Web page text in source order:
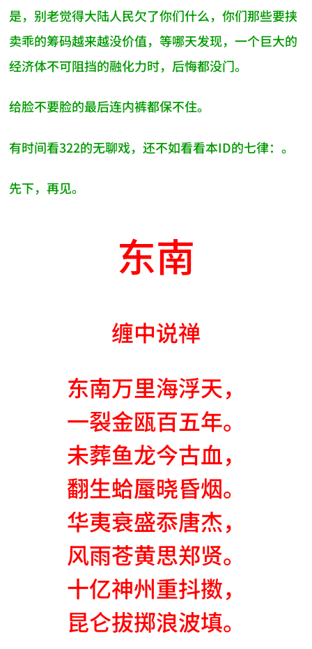
是，别老觉得大陆人民欠了你们什么，你们那些要挟
卖乖的筹码越来越没价值，等哪天发现，一个巨大的
经济体不可阻挡的融化力时，后悔都没门。
给脸不要脸的最后连内裤都保不住。
有时间看322的无聊戏，还不如看看本ID的七律：。
先下，再见。
东南
缠中说禅
东南万里海浮天，
一裂金瓯百五年。
未葬鱼龙今古血，
翻生蛤蜃晓昏烟。
华夷衰盛忝唐杰，
风雨苍黄思郑贤。
十亿神州重抖擞，
昆仑拔掷浪波填。